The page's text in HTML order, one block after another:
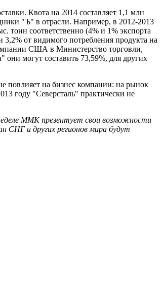
Квота на 2014 составляет 1,1 млн
"Ъ" в отрасли. Например, в 2012-2013
тонн соответственно (4% и 1% экспорта
от видимого потребления продукта на
США в Министерство торговли,
могут составить 73,59%, для других
на бизнес компании: на рынок
году "Северсталь" практически не
ММК презентует свои возможности
СНГ и других регионов мира будут